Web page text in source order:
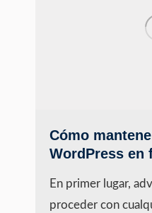
Cómo
WordPress en
En primer lugar,
proceder con